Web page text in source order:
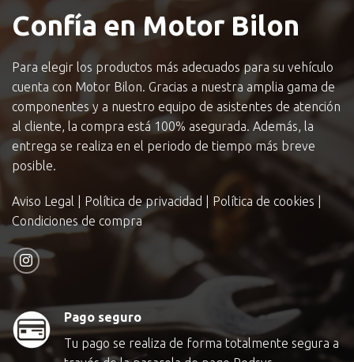
Confía en Motor Bilon
Para elegir los productos más adecuados para su vehículo
cuenta con Motor Bilon. Gracias a nuestra amplia gama de
componentes y a nuestro equipo de asistentes de atención
al cliente, la compra está 100% asegurada. Además, la
entrega se realiza en el periodo de tiempo más breve
posible.
Aviso Legal Política de privacidad Política de cookies
Condiciones de compra
Pago seguro
Tu pago se realiza de forma totalmente segura a